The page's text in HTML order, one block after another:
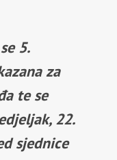
5.
za
te se
22.
sjednice